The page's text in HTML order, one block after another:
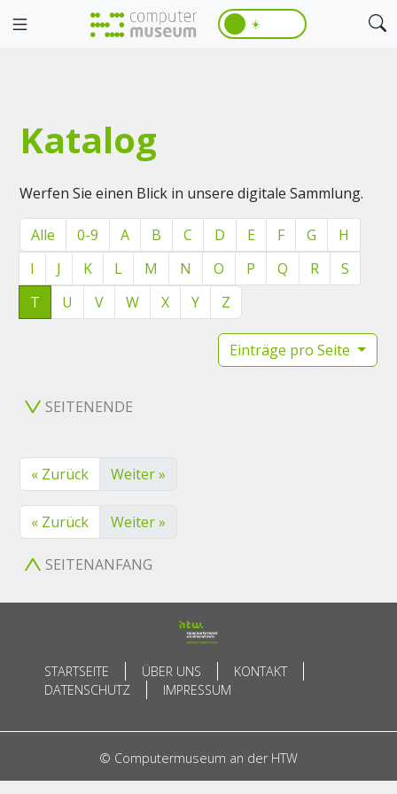
☀️
Katalog
Werfen Sie einen Blick in unsere digitale Sammlung.
Alle 0-9 A B C D E F G
H
I
J K L M N O P Q R
S
T
U V W X Y Z
Einträge pro Seite
SEITENENDE
« Zurück Weiter »
« Zurück Weiter »
SEITENANFANG
STARTSEITE ÜBER UNS
KONTAKT
DATENSCHUTZ
IMPRESSUM
© Computermuseum an der HTW